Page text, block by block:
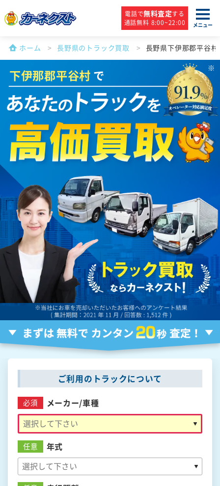
電話で無料査定する
通話無料 8:00~22:00
メニュー
ホーム 長野県のトラック買取 長野県下伊那郡平谷
下伊那郡平谷村 で
ご利用のトラックについて
必須 メーカー/車種
任意 年式